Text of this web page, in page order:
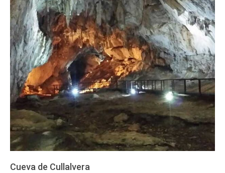
Cueva de Cullalvera